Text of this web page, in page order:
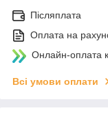
Післяплата
Оплата на
Онлайн-оплата
Всі умови оплати